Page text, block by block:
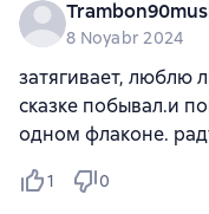
8 Noyabr 2024
затягивает, люблю
сказке побывал.и
одном флаконе.
1 0